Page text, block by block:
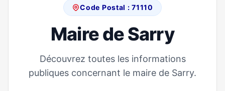
Code Postal : 71110
Maire de Sarry
Découvrez toutes les informations
publiques concernant le maire de Sarry.